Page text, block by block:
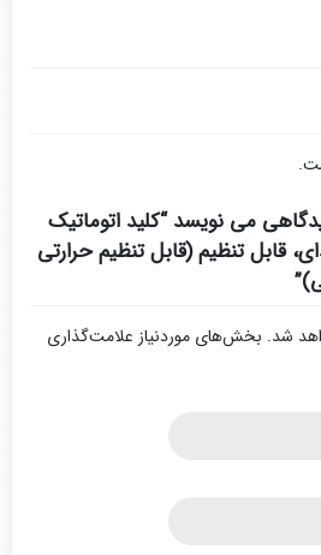
می نویسد “کلید اتوماتیک
هیوندای، قابل تنظیم (قابل تنظیم حرارتی
شد. بخش‌های موردنیاز علامت‌گذاری